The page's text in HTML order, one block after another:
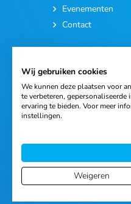
Evenementen
Contact
© 2026 Ortho Import
Wij gebruiken cookies
We kunnen deze plaatsen voor
te verbeteren,
ervaring te bieden. Voor meer
instellingen.
Weigeren